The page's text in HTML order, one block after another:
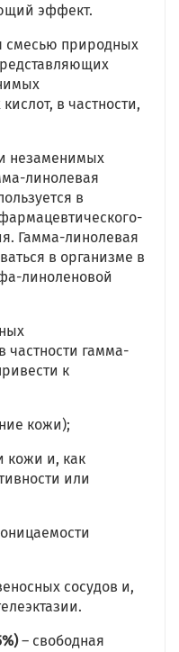
эффект.
смесью природных
в частности,
незаменимых
линолевая
в
Гамма-линолевая
в организме в
линоленовой
частности гамма-
к
кожи);
кожи и, как
или
сосудов и,
– свободная